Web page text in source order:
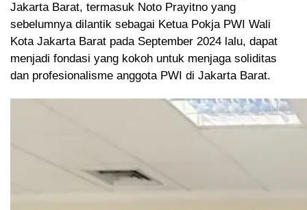
Jakarta Barat, termasuk Noto Prayitno yang
sebelumnya dilantik sebagai Ketua Pokja PWI Wali
Kota Jakarta Barat pada September 2024 lalu, dapat
menjadi fondasi yang kokoh untuk menjaga soliditas
dan profesionalisme anggota PWI di Jakarta Barat.